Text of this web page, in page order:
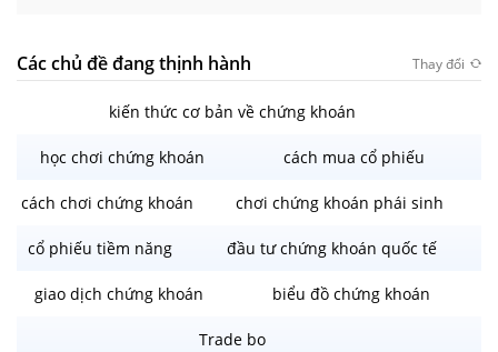
Các chủ đề đang thịnh hành Thay đổi
kiến thức cơ bản về chứng khoán
học chơi chứng khoán cách mua cổ phiếu
cách chơi chứng khoán chơi chứng khoán phái sinh
cổ phiếu tiềm năng đầu tư chứng khoán quốc tế
giao dịch chứng khoán biểu đồ chứng khoán
Trade bo